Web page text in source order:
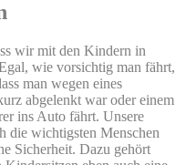
wir mit den Kindern in
wie vorsichtig man fährt,
man wegen eines
abgelenkt war oder einem
ins Auto fährt. Unsere
die wichtigsten Menschen
Sicherheit. Dazu gehört